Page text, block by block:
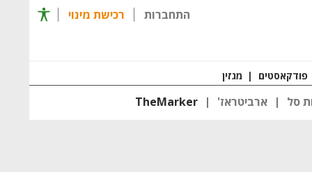
התחברות רכישת מינוי רכישת מינוי
פודקאסטים מגזין
סל ארביטראז' TheMarker